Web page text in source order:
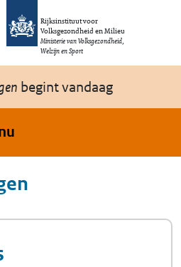
Rijksinstituut voor
Volksgezondheid en Milieu
Ministerie van Volksgezondheid,
Welzijn en Sport
begint vandaag